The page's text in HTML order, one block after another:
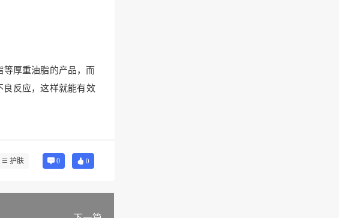
厚重油脂的产品，而
良反应，这样就能有效
护肤 0 0